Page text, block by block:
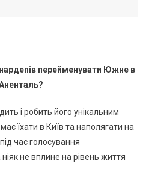
перейменувати Южне в
і робить його унікальним
їхати в Київ та наполягати на
час голосування
не вплине на рівень життя